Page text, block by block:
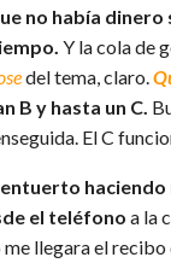
no había
Y la cola de
del tema, claro.
B y hasta un C.
El C
el teléfono a la
llegara el recibo